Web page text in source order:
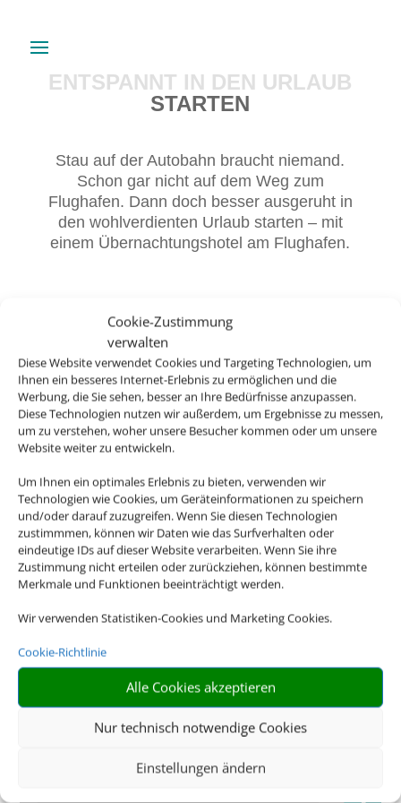
Cookie-Zustimmung
verwalten
Diese Website verwendet Cookies und Targeting Technologien, um
Ihnen ein besseres Internet-Erlebnis zu ermöglichen und die
Werbung, die Sie sehen, besser an Ihre Bedürfnisse anzupassen.
Diese Technologien nutzen wir außerdem, um Ergebnisse zu messen,
um zu verstehen, woher unsere Besucher kommen oder um unsere
Website weiter zu entwickeln.
Um Ihnen ein optimales Erlebnis zu bieten, verwenden wir
Technologien wie Cookies, um Geräteinformationen zu speichern
und/oder darauf zuzugreifen. Wenn Sie diesen Technologien
zustimmmen, können wir Daten wie das Surfverhalten oder
eindeutige IDs auf dieser Website verarbeiten. Wenn Sie ihre
Zustimmung nicht erteilen oder zurückziehen, können bestimmte
Merkmale und Funktionen beeinträchtigt werden.
Wir verwenden Statistiken-Cookies und Marketing Cookies.
Cookie-Richtlinie
Alle Cookies akzeptieren
Nur technisch notwendige Cookies
Einstellungen ändern
ENTSPANNT IN DEN URLAUB
STARTEN
Stau auf der Autobahn braucht niemand.
Schon gar nicht auf dem Weg zum
Flughafen. Dann doch besser ausgeruht in
den wohlverdienten Urlaub starten – mit
einem Übernachtungshotel am Flughafen.
Die Abwicklung der Buchung übernimmt Schmetterling
International GmbH & Co.KG im Auftrag des
Webseiteninhabers.
Öffnungszeiten